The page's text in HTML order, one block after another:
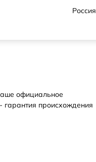
Россия
официальное
гарантия происхождения